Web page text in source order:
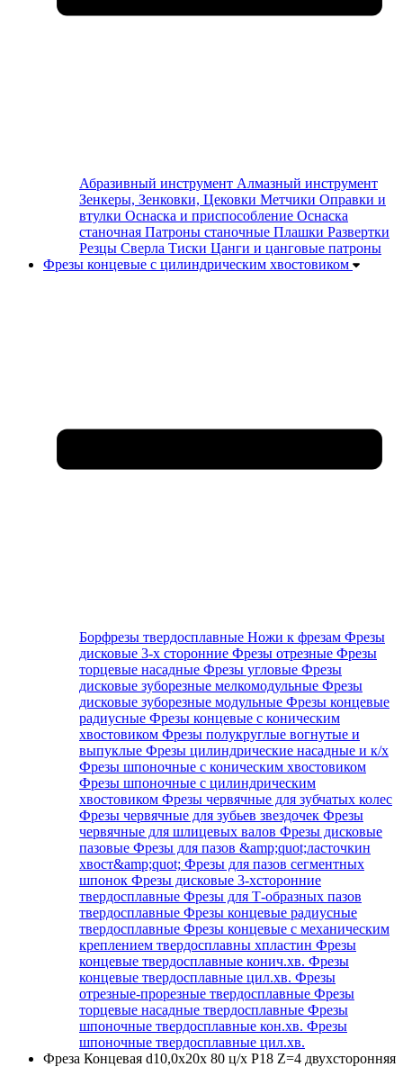
Абразивный инструмент Алмазный инструмент
Зенкеры, Зенковки, Цековки Метчики Оправки и
втулки Оснаска и приспособление Оснаска
станочная Патроны станочные Плашки Развертки
Резцы Сверла Тиски Цанги и цанговые патроны
Фрезы концевые с цилиндрическим хвостовиком
Борфрезы твердосплавные Ножи к фрезам Фрезы
дисковые 3-х сторонние Фрезы отрезные Фрезы
торцевые насадные Фрезы угловые Фрезы
дисковые зуборезные мелкомодульные Фрезы
дисковые зуборезные модульные Фрезы концевые
радиусные Фрезы концевые с коническим
хвостовиком Фрезы полукруглые вогнутые и
выпуклые Фрезы цилиндрические насадные и к/х
Фрезы шпоночные с коническим хвостовиком
Фрезы шпоночные с цилиндрическим
хвостовиком Фрезы червячные для зубчатых колес
Фрезы червячные для зубьев звездочек Фрезы
червячные для шлицевых валов Фрезы дисковые
пазовые Фрезы для пазов &amp;quot;ласточкин
хвост&amp;quot; Фрезы для пазов сегментных
шпонок Фрезы дисковые 3-хсторонние
твердосплавные Фрезы для Т-образных пазов
твердосплавные Фрезы концевые радиусные
твердосплавные Фрезы концевые с механическим
креплением твердосплавны хпластин Фрезы
концевые твердосплавные конич.хв. Фрезы
концевые твердосплавные цил.хв. Фрезы
отрезные-прорезные твердосплавные Фрезы
торцевые насадные твердосплавные Фрезы
шпоночные твердосплавные кон.хв. Фрезы
шпоночные твердосплавные цил.хв.
Фреза Концевая d10,0х20х 80 ц/х Р18 Z=4 двухсторонняя